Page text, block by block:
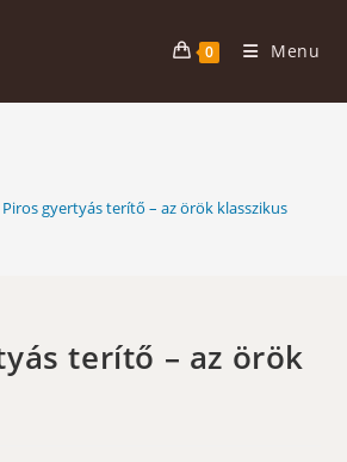
0 Menu
Piros gyertyás terítő – az örök klasszikus
terítő – az örök